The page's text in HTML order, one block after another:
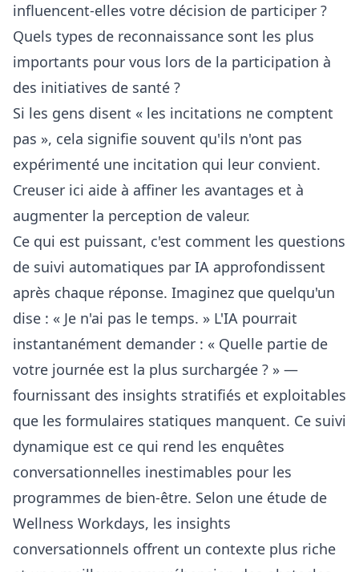
influencent-elles votre décision de participer ?
Quels types de reconnaissance sont les plus
importants pour vous lors de la participation à
des initiatives de santé ?
Si les gens disent « les incitations ne comptent
pas », cela signifie souvent qu'ils n'ont pas
expérimenté une incitation qui leur convient.
Creuser ici aide à affiner les avantages et à
augmenter la perception de valeur.
Ce qui est puissant, c'est comment les questions
de suivi automatiques par IA approfondissent
après chaque réponse. Imaginez que quelqu'un
dise : « Je n'ai pas le temps. » L'IA pourrait
instantanément demander : « Quelle partie de
votre journée est la plus surchargée ? » —
fournissant des insights stratifiés et exploitables
que les formulaires statiques manquent. Ce suivi
dynamique est ce qui rend les enquêtes
conversationnelles inestimables pour les
programmes de bien-être. Selon une étude de
Wellness Workdays, les insights
conversationnels offrent un contexte plus riche